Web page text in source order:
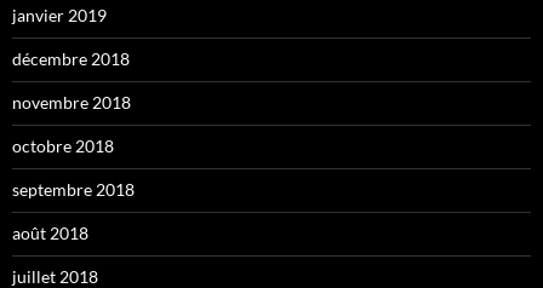
janvier 2019
décembre 2018
novembre 2018
octobre 2018
septembre 2018
août 2018
juillet 2018